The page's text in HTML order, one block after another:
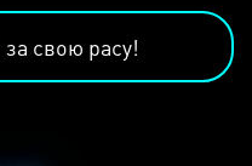
за свою расу!